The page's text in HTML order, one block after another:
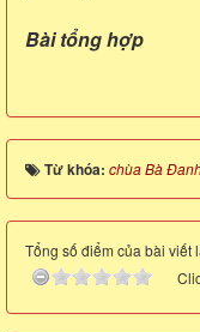
Bài tổng hợp
Từ khóa: chùa Bà
Tổng số điểm của bài viết